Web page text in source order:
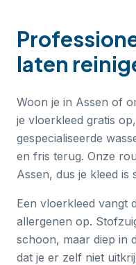
laten
Woon je in Assen of
je vloerkleed gratis
gespecialiseerde
en fris terug. Onze
Assen, dus je kleed is
Een vloerkleed vangt
allergenen op.
schoon, maar diep in
dat je er zelf niet